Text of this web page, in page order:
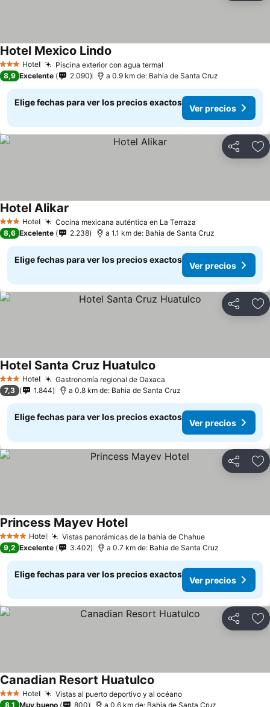
3 Estrellas
Hotel Piscina exterior con agua termal
Hotel Mexico Lindo
8,9 Excelente 2.090 a 0.9 km de: Bahia de Santa Cruz
Elige fechas para ver los precios exactos
Ver precios
Compartir
3 Estrellas
Hotel Cocina mexicana auténtica en La Terraza
Hotel Alikar
8,6 Excelente 2.238 a 1.1 km de: Bahia de Santa Cruz
Elige fechas para ver los precios exactos
Ver precios
Compartir
3 Estrellas
Hotel Gastronomía regional de Oaxaca
Hotel Santa Cruz Huatulco
7,3 1.844 a 0.8 km de: Bahia de Santa Cruz
Elige fechas para ver los precios exactos
Ver precios
Compartir
4 EstrellasHotel Vistas panorámicas de la bahía de ChahueVer precios
Princess Mayev HotelVer precios
9,2 Excelente 3.402 a 0.7 km de: Bahia de Santa Cruz
Elige fechas para ver los precios exactos
Ver precios
Compartir
3 Estrellas
Hotel Vistas al puerto deportivo y al océanoVer precios
Canadian Resort Huatulco
8,1 Muy bueno 800 a 0.6 km de: Bahia de Santa Cruz